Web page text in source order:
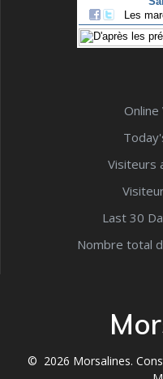
Online
Visiteurs
Last 30
Nombre total
© 2026 Morsalines.